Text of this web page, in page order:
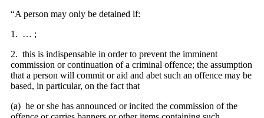
“A person may only be detained if:
1. … ;
2. this is indispensable in order to prevent the imminent
commission or continuation of a criminal offence; the assumption
that a person will commit or aid and abet such an offence may be
based, in particular, on the fact that
(a) he or she has announced or incited the commission of the